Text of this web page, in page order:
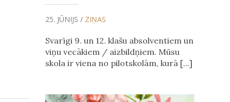
25. JŪNIJS / ZIŅAS
Svarīgi 9. un 12. klašu absolventiem un
viņu vecākiem / aizbildņiem. Mūsu
skola ir viena no pilotskolām, kurā [...]